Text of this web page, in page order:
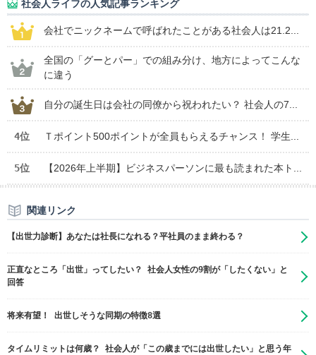
社会人ライフの人気記事ランキング
会社でニックネームで呼ばれたことがある社会人は21.2...
全国の「グーとパー」での組み分け、地方によってこんな
に違う
自分の誕生日は会社の同僚から祝われたい？ 社会人の7...
4位 Ｔポイント500ポイントが全員もらえるチャンス！ 学生...
5位 【2026年上半期】ビジネスパーソンに最も読まれた本ト...
関連リンク
【出世力診断】あなたは社長になれる？平社員のまま終わる？
正直なところ「出世」ってしたい？ 社会人女性の9割が「したくない」と
回答
将来有望！ 出世しそうな同期の特徴8選
タイムリミットは何歳？ 社会人が「この歳までには出世したい」と思う年